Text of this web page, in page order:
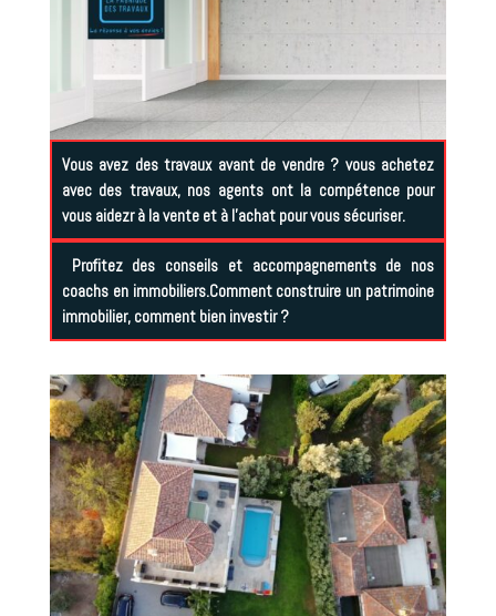
Vous avez des travaux avant de vendre ? vous achetez
avec des travaux, nos agents ont la compétence pour
vous aidezr à la vente et à l’achat pour vous sécuriser.
Profitez des conseils et accompagnements de nos
coachs en immobiliers.Comment construire un patrimoine
immobilier, comment bien investir ?